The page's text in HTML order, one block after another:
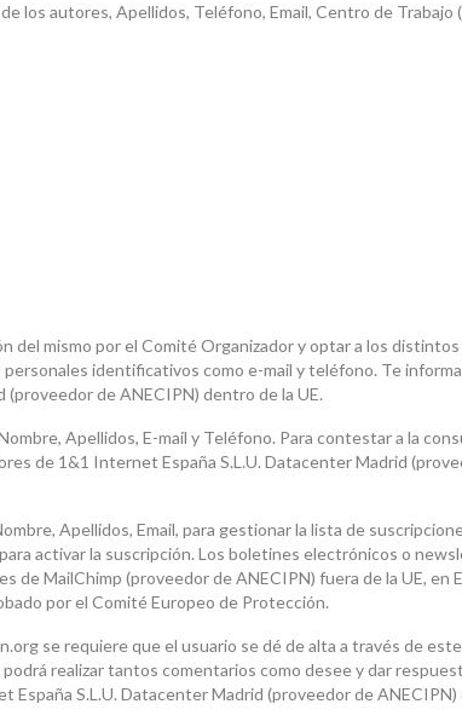
los autores, Apellidos, Teléfono, Email, Centro de Trabajo
del mismo por el Comité Organizador y optar a los
identificativos como e-mail y teléfono. Te
de ANECIPN) dentro de la UE.
Apellidos, E-mail y Teléfono. Para contestar a la
de 1&1 Internet España S.L.U. Datacenter Madrid
Apellidos, Email, para gestionar la lista de
activar la suscripción. Los boletines electrónicos o
MailChimp (proveedor de ANECIPN) fuera de la UE, en
por el Comité Europeo de Protección.
se requiere que el usuario se dé de alta a través de
realizar tantos comentarios como desee y dar
S.L.U. Datacenter Madrid (proveedor de ANECIPN)